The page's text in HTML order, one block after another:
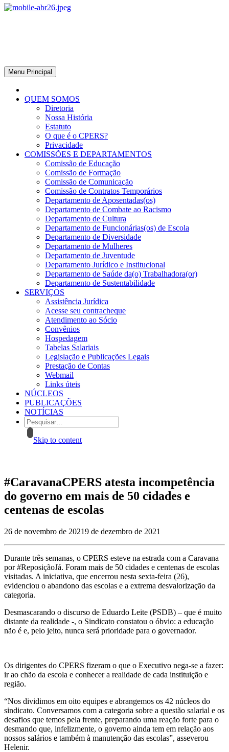
Menu Principal
QUEM SOMOS
Diretoria
Nossa História
Estatuto
O que é o CPERS?
Privacidade
COMISSÕES E DEPARTAMENTOS
Comissão de Educação
Comissão de Formação
Comissão de Comunicação
Comissão de Contratos Temporários
Departamento de Aposentadas(os)
Departamento de Combate ao Racismo
Departamento de Cultura
Departamento de Funcionárias(os) de Escola
Departamento de Diversidade
Departamento de Mulheres
Departamento de Juventude
Departamento Jurídico e Institucional
Departamento de Saúde da(o) Trabalhadora(or)
Departamento de Sustentabilidade
SERVIÇOS
Assistência Jurídica
Acesse seu contracheque
Atendimento ao Sócio
Convênios
Hospedagem
Tabelas Salariais
Legislação e Publicações Legais
Prestação de Contas
Webmail
Links úteis
NÚCLEOS
PUBLICAÇÕES
NOTÍCIAS
Skip to content
#CaravanaCPERS atesta incompetência
do governo em mais de 50 cidades e
centenas de escolas
26 de novembro de 20219 de dezembro de 2021
Durante três semanas, o CPERS esteve na estrada com a Caravana
por #ReposiçãoJá. Foram mais de 50 cidades e centenas de escolas
visitadas. A iniciativa, que encerrou nesta sexta-feira (26),
evidenciou o abandono das escolas e a extrema desvalorização da
categoria.
Desmascarando o discurso de Eduardo Leite (PSDB) – que é muito
distante da realidade -, o Sindicato constatou o óbvio: a educação
não é e, pelo jeito, nunca será prioridade para o governador.
Os dirigentes do CPERS fizeram o que o Executivo nega-se a fazer:
ir ao chão da escola e conhecer a realidade de cada instituição e
região.
“Nos dividimos em oito equipes e abrangemos os 42 núcleos do
sindicato. Conversamos com a categoria sobre a questão salarial e os
desafios que temos pela frente, preparando uma reação forte para o
desmando que, infelizmente, o governo ainda tem em relação aos
nossos salários e também à manutenção das escolas”, asseverou
Helenir.